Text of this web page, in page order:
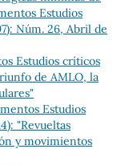
Estudios
Núm. 26, Abril de
Estudios críticos
de AMLO, la
Estudios
"Revueltas
y movimientos